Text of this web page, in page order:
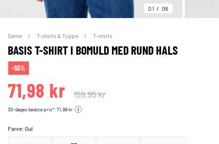
01 06
Dame T-shirts & Toppe T-shirts
BASIS T-SHIRT I BOMULD MED RUND HALS
-55%
71,98 kr 159,95 kr
30-dages bedste pris*: 71,98 kr
Farve:Gul